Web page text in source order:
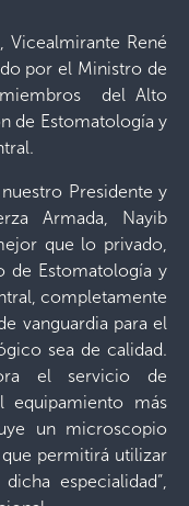
Vicealmirante René
por el Ministro de
del Alto
de Estomatología y
Presidente y
Armada, Nayib
que lo privado,
de Estomatología y
completamente
vanguardia para el
sea de calidad.
el servicio de
equipamiento más
un microscopio
permitirá utilizar
especialidad”,